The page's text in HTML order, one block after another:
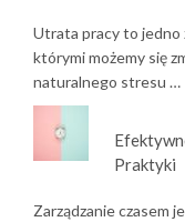
Utrata pracy to jedno
którymi możemy się
naturalnego stresu …
Praktyki
Zarządzanie czasem